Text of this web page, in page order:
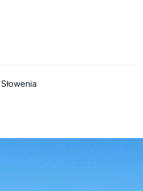
Słowenia